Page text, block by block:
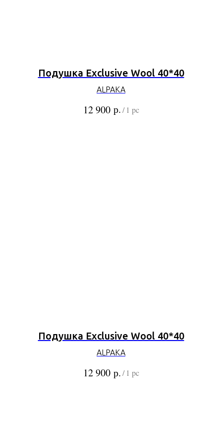
Подушка Exclusive Wool 40*40
ALPAKA
12 900 р./ 1 pc
Подушка Exclusive Wool 40*40
ALPAKA
12 900 р./ 1 pc